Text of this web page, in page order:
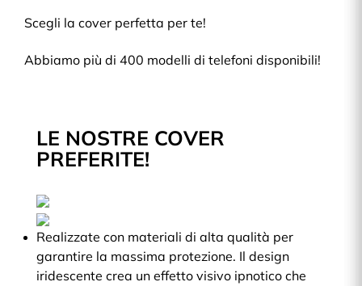
Scegli la cover perfetta per te!
Abbiamo più di 400 modelli di telefoni disponibili!
LE NOSTRE COVER
PREFERITE!
Realizzate con materiali di alta qualità per
garantire la massima protezione. Il design
iridescente crea un effetto visivo ipnotico che